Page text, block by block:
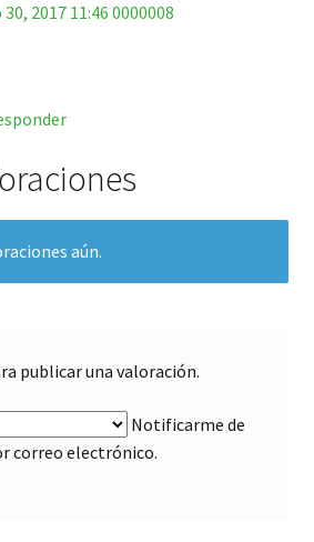
2017 11:46 0000008
aún.
publicar una valoración.
Notificarme de
correo electrónico.